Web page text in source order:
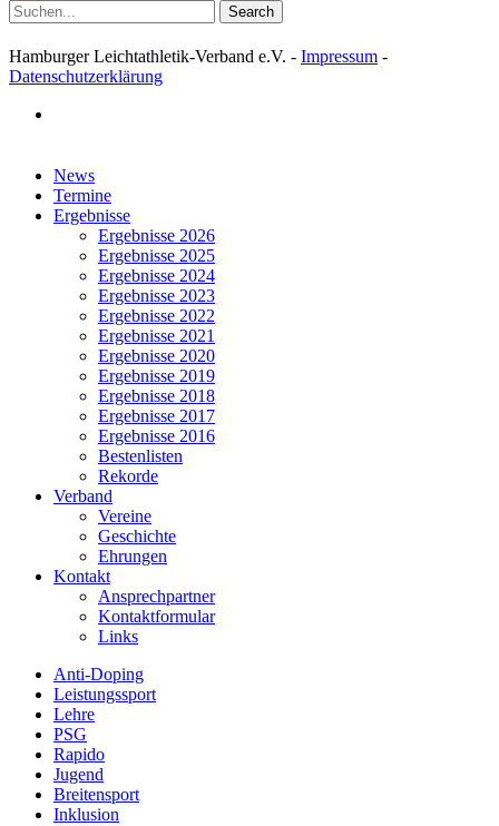
Search
Hamburger Leichtathletik-Verband e.V. - Impressum -
Datenschutzerklärung
Close
Menu
News
Termine
Ergebnisse
Ergebnisse 2026
Ergebnisse 2025
Ergebnisse 2024
Ergebnisse 2023
Ergebnisse 2022
Ergebnisse 2021
Ergebnisse 2020
Ergebnisse 2019
Ergebnisse 2018
Ergebnisse 2017
Ergebnisse 2016
Bestenlisten
Rekorde
Verband
Vereine
Geschichte
Ehrungen
Kontakt
Ansprechpartner
Kontaktformular
Links
Anti-Doping
Leistungssport
Lehre
PSG
Rapido
Jugend
Breitensport
Inklusion